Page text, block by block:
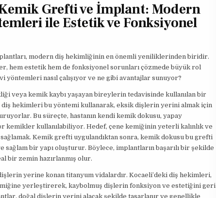
Grefti ve İmplant: Modern
ile Estetik ve Fonksiyonel
modern diş hekimliğinin en önemli yeniliklerinden biridir.
hem estetik hem de fonksiyonel sorunları çözmede büyük rol
yöntemleri nasıl çalışıyor ve ne gibi avantajlar sunuyor?
veya kemik kaybı yaşayan bireylerin tedavisinde kullanılan bir
hekimleri bu yöntemi kullanarak, eksik dişlerin yerini almak için
Bu süreçte, hastanın kendi kemik dokusu, yapay
kemikler kullanılabiliyor. Hedef, çene kemiğinin yeterli kalınlık ve
sağlamak. Kemik grefti uygulandıktan sonra, kemik dokusu bu grefti
bir yapı oluşturur. Böylece, implantların başarılı bir şekilde
bir zemin hazırlanmış olur.
yerine konan titanyum vidalardır. Kocaeli’deki diş hekimleri,
yerleştirerek, kaybolmuş dişlerin fonksiyon ve estetiğini geri
doğal dişlerin yerini alacak şekilde tasarlanır ve genellikle